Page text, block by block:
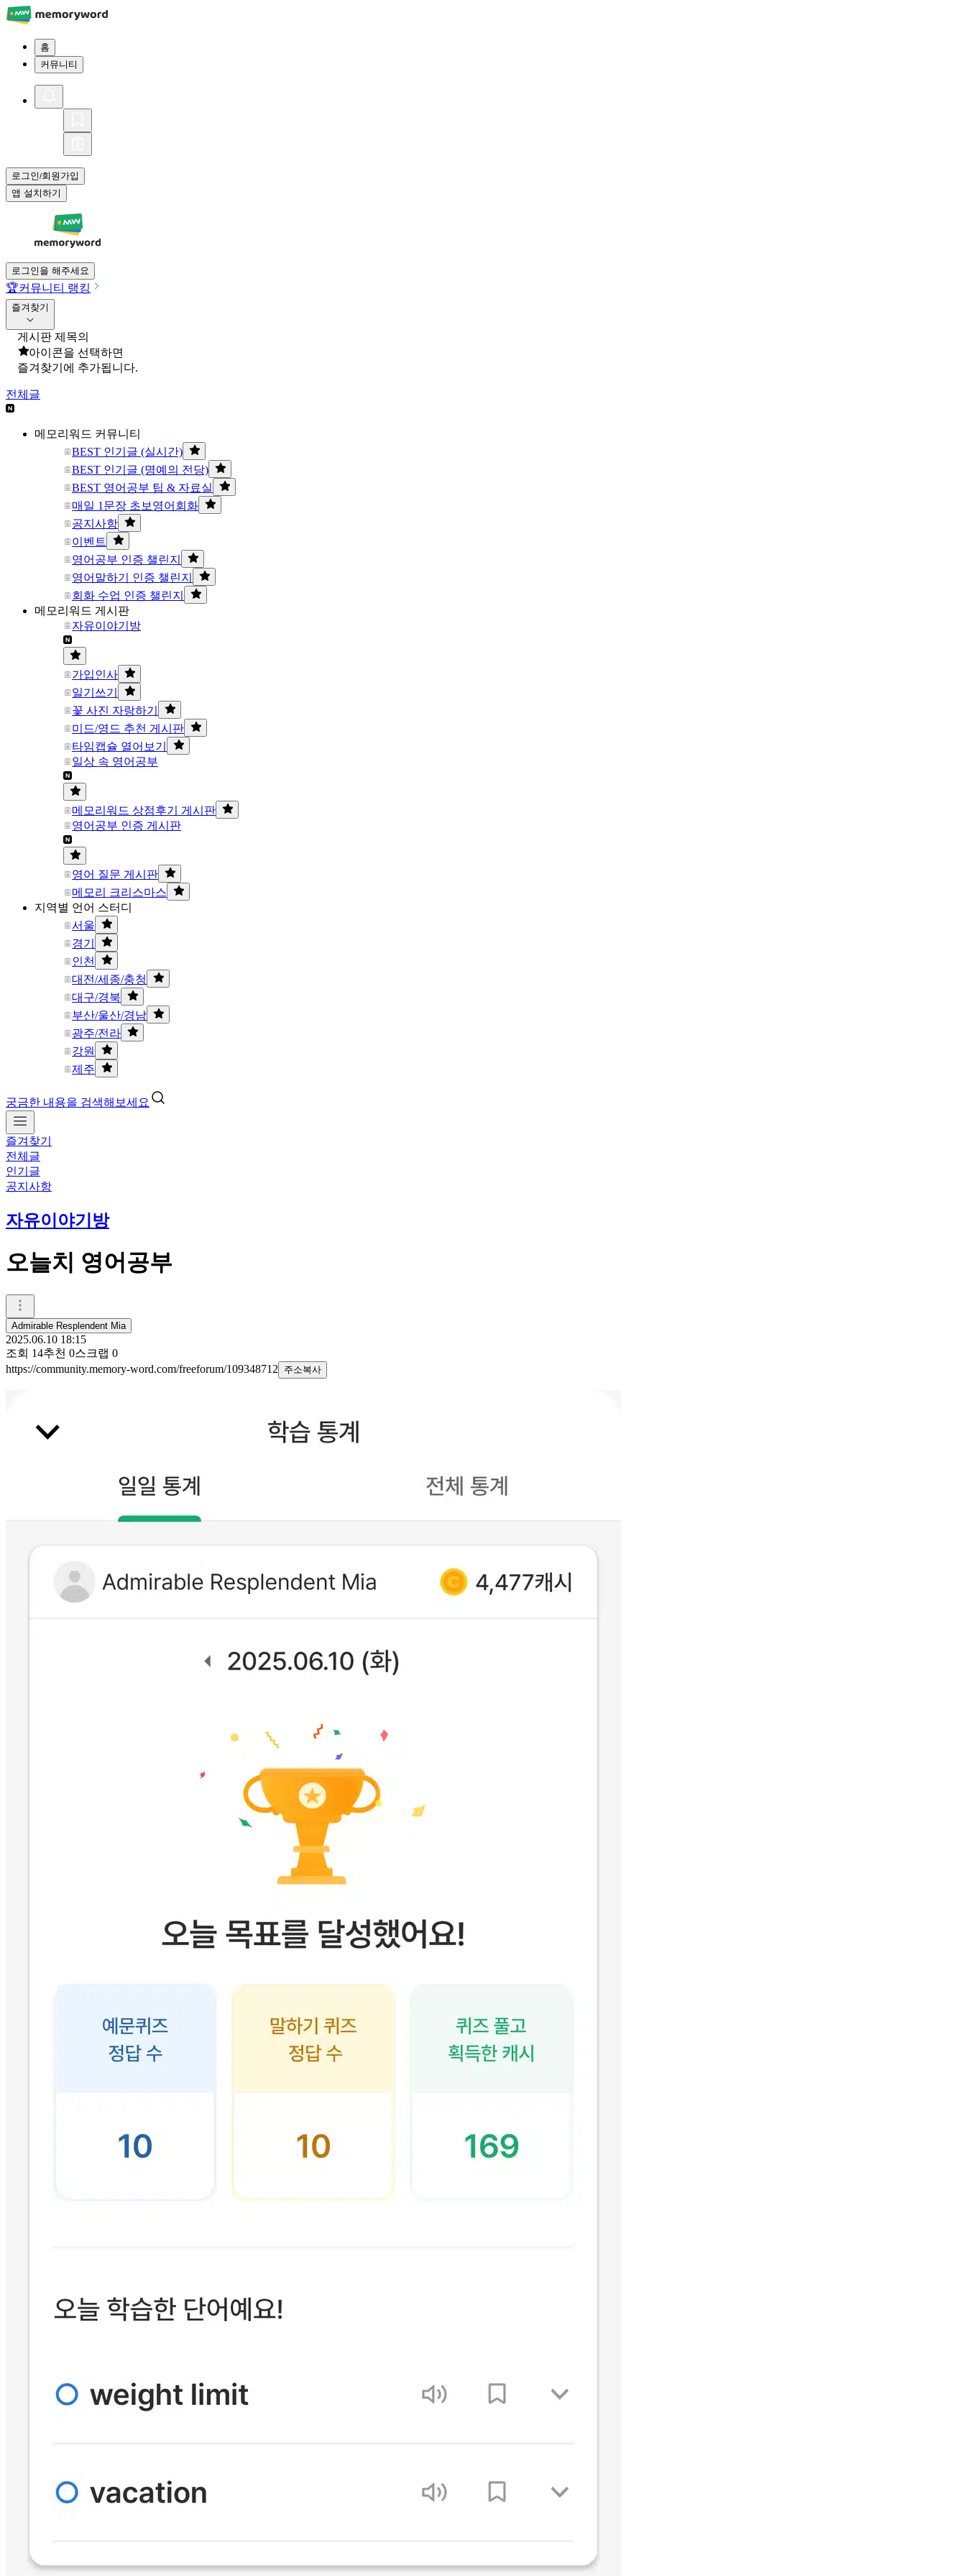
홈
커뮤니티
로그인/회원가입
앱 설치하기
로그인을 해주세요
🏆커뮤니티 랭킹
즐겨찾기
게시판 제목의
아이콘을 선택하면
즐겨찾기에 추가됩니다.
전체글
메모리워드 커뮤니티
BEST 인기글 (실시간)
BEST 인기글 (명예의 전당)
BEST 영어공부 팁 & 자료실
매일 1문장 초보영어회화
공지사항
이벤트
영어공부 인증 챌린지
영어말하기 인증 챌린지
회화 수업 인증 챌린지
메모리워드 게시판
자유이야기방
가입인사
일기쓰기
꽃 사진 자랑하기
미드/영드 추천 게시판
타임캡슐 열어보기
일상 속 영어공부
메모리워드 상점후기 게시판
영어공부 인증 게시판
영어 질문 게시판
메모리 크리스마스
지역별 언어 스터디
서울
경기
인천
대전/세종/충청
대구/경북
부산/울산/경남
광주/전라
강원
제주
궁금한 내용을 검색해보세요
즐겨찾기
전체글
인기글
공지사항
자유이야기방
오늘치 영어공부
Admirable Resplendent Mia
2025.06.10 18:15
조회 14추천 0스크랩 0
https://community.memory-word.com/freeforum/109348712
주소복사